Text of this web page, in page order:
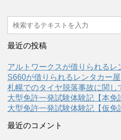
最近の投稿
アルトワークスが借りられるレ
S660が借りられるレンタカー屋
札幌でのタイヤ脱落事故に関し
大型免許一発試験体験記【本免
大型免許一発試験体験記【仮免
最近のコメント